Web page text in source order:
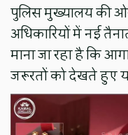
पुलिस मुख्यालय की
अधिकारियों में नई
माना जा रहा है कि
जरूरतों को देखते हुए